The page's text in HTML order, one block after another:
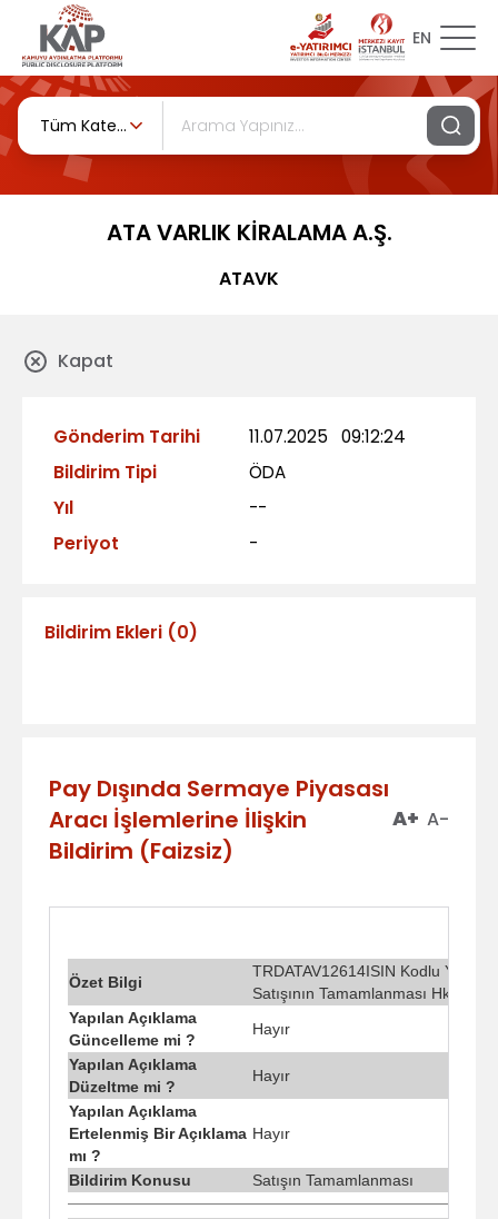
EN
Tüm Kategoriler
ATA VARLIK KİRALAMA A.Ş.
ATAVK
Kapat
Gönderim Tarihi 11.07.2025 09:12:24
Bildirim Tipi ÖDA
Yıl --
Periyot -
Bildirim Ekleri (0)
Pay Dışında Sermaye Piyasası
Aracı İşlemlerine İlişkin
Bildirim (Faizsiz)
A+ A-
Özet Bilgi
TRDATAV12614ISIN Kodlu Yurtiçi
Satışının Tamamlanması Hk.
Yapılan Açıklama
Güncelleme mi ?
Hayır
Yapılan Açıklama
Düzeltme mi ?
Hayır
Yapılan Açıklama
Ertelenmiş Bir Açıklama
mı ?
Hayır
Bildirim Konusu Satışın Tamamlanması